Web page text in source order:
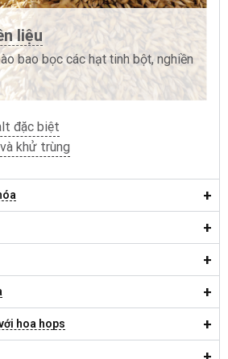
liệu
bao bọc các hạt tinh bột, nghiền
đặc biệt
khử trùng
hoa hops